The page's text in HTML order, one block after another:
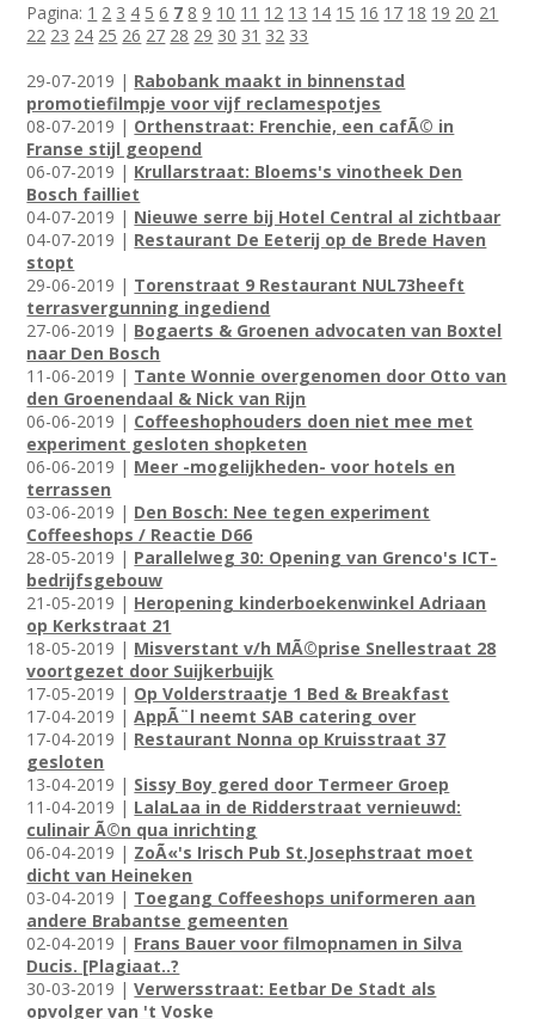
Pagina: 1 2 3 4 5 6 7 8 9 10 11 12 13 14 15 16 17 18 19 20 21
22 23 24 25 26 27 28 29 30 31 32 33
29-07-2019 | Rabobank maakt in binnenstad
promotiefilmpje voor vijf reclamespotjes
08-07-2019 | Orthenstraat: Frenchie, een cafÃ© in
Franse stijl geopend
06-07-2019 | Krullarstraat: Bloems's vinotheek Den
Bosch failliet
04-07-2019 | Nieuwe serre bij Hotel Central al zichtbaar
04-07-2019 | Restaurant De Eeterij op de Brede Haven
stopt
29-06-2019 | Torenstraat 9 Restaurant NUL73heeft
terrasvergunning ingediend
27-06-2019 | Bogaerts & Groenen advocaten van Boxtel
naar Den Bosch
11-06-2019 | Tante Wonnie overgenomen door Otto van
den Groenendaal & Nick van Rijn
06-06-2019 | Coffeeshophouders doen niet mee met
experiment gesloten shopketen
06-06-2019 | Meer -mogelijkheden- voor hotels en
terrassen
03-06-2019 | Den Bosch: Nee tegen experiment
Coffeeshops / Reactie D66
28-05-2019 | Parallelweg 30: Opening van Grenco's ICT-
bedrijfsgebouw
21-05-2019 | Heropening kinderboekenwinkel Adriaan
op Kerkstraat 21
18-05-2019 | Misverstant v/h MÃ©prise Snellestraat 28
voortgezet door Suijkerbuijk
17-05-2019 | Op Volderstraatje 1 Bed & Breakfast
17-04-2019 |AppÃ¨l neemt SAB catering over
17-04-2019 | Restaurant Nonna op Kruisstraat 37
gesloten
13-04-2019 | Sissy Boy gered door Termeer Groep
11-04-2019 | LalaLaa in de Ridderstraat vernieuwd:
culinair Ã©n qua inrichting
06-04-2019 | ZoÃ«'s Irisch Pub St.Josephstraat moet
dicht van Heineken
03-04-2019 | Toegang Coffeeshops uniformeren aan
andere Brabantse gemeenten
02-04-2019 | Frans Bauer voor filmopnamen in Silva
Ducis. [Plagiaat..?
30-03-2019 |Verwersstraat: Eetbar De Stadt als
opvolger van 't Voske